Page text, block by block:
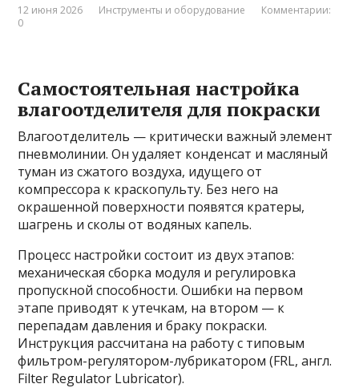
12 июня 2026 Инструменты и оборудование
Комментарии:
0
Самостоятельная настройка
влагоотделителя для покраски
Влагоотделитель — критически важный элемент
пневмолинии. Он удаляет конденсат и масляный
туман из сжатого воздуха, идущего от
компрессора к краскопульту. Без него на
окрашенной поверхности появятся кратеры,
шагрень и сколы от водяных капель.
Процесс настройки состоит из двух этапов:
механическая сборка модуля и регулировка
пропускной способности. Ошибки на первом
этапе приводят к утечкам, на втором — к
перепадам давления и браку покраски.
Инструкция рассчитана на работу с типовым
фильтром-регулятором-лубрикатором (FRL, англ.
Filter Regulator Lubricator).